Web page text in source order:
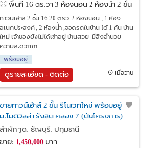
พื้นที่ 16 ตร.วา 3 ห้องนอน 2 ห้องน้ำ 2 ชั้น
ทาวน์เฮ้าส์ 2 ชั้น 16.20 ตรว. 2 ห้องนอน , 1 ห้อง
อเนกประสงค์ , 2 ห้องน้ำ ,จอดรถในบ้าน ได้ 1 คัน บ้าน
ใหม่ เจ้าของยังไม่ได้เข้าอยู่ บ้านสวย -มีสิ่งอำนวย
ความสะดวกภา
พร้อมอยู่
ดูรายละเอียด - ติดต่อ เมื่อวาน
ขายทาวน์เฮ้าส์ 2 ชั้น รีโนเวทใหม่ พร้อมอยู่
ม.โมดิวิลล่า รังสิต คลอง 7 (ต้นโครงการ)
ลำผักกูด, ธัญบุรี, ปทุมธานี
ขาย: 1,450,000บาท